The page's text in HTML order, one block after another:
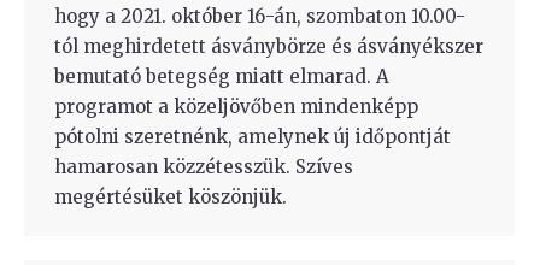
hogy a 2021. október 16-án, szombaton 10.00-
tól meghirdetett ásványbörze és ásványékszer
bemutató betegség miatt elmarad. A
programot a közeljövőben mindenképp
pótolni szeretnénk, amelynek új időpontját
hamarosan közzétesszük. Szíves
megértésüket köszönjük.